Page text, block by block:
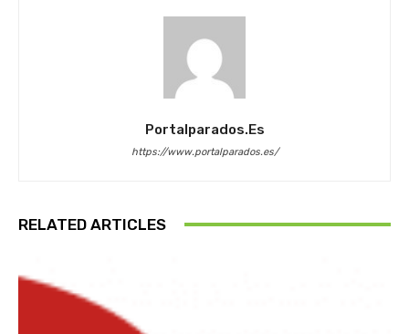
Portalparados.es
https://www.portalparados.es/
RELATED ARTICLES